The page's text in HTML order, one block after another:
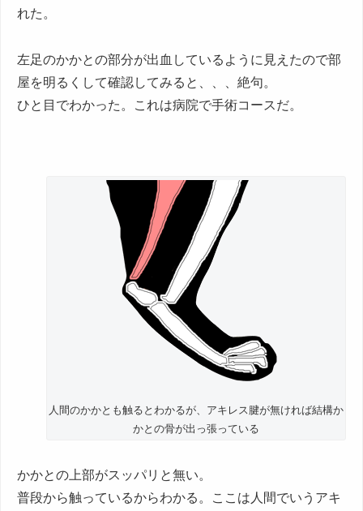
れた。
左足のかかとの部分が出血しているように見えたので部
屋を明るくして確認してみると、、、絶句。
ひと目でわかった。これは病院で手術コースだ。
人間のかかとも触るとわかるが、アキレス腱が無ければ結構か
かとの骨が出っ張っている
かかとの上部がスッパリと無い。
普段から触っているからわかる。ここは人間でいうアキ